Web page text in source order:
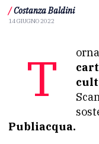
/ Costanza Baldini
14 GIUGNO 2022
Torna
Publiacqua.